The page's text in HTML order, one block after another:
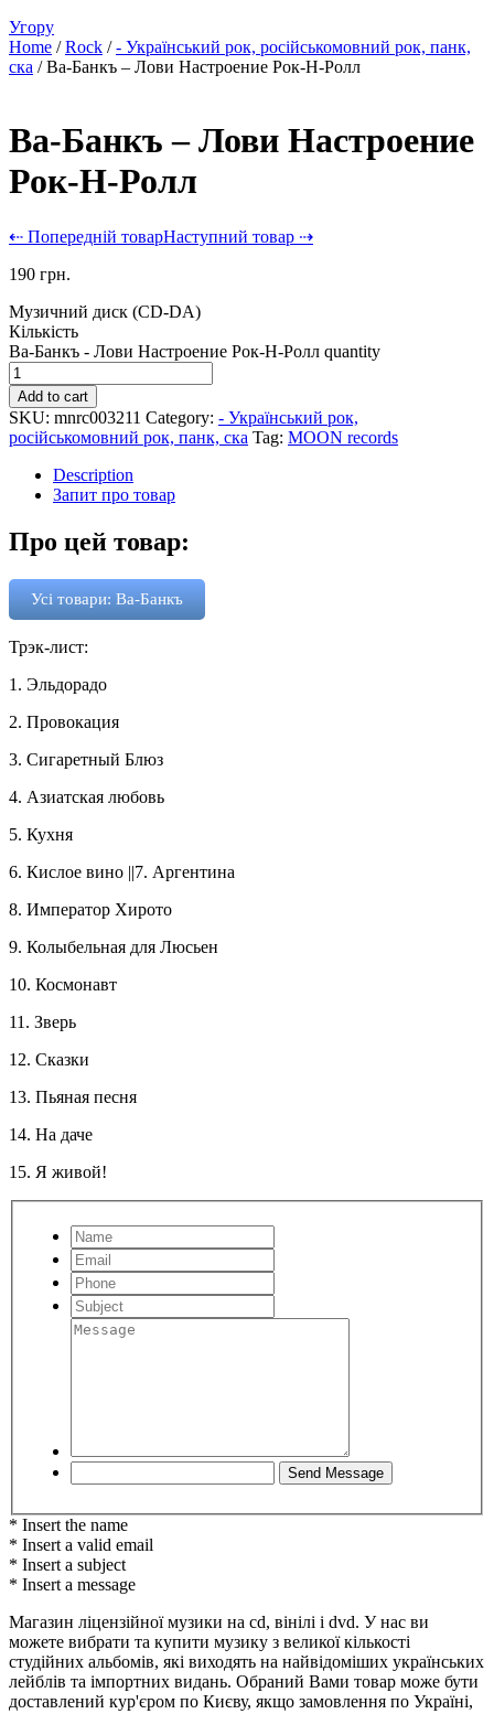
Угору
Home /Rock /- Український рок, російськомовний рок, панк,
ска / Ва-Банкъ – Лови Настроение Рок-Н-Ролл
Ва-Банкъ – Лови Настроение
Рок-Н-Ролл
⇠ Попередній товарНаступний товар ⇢
190 грн.
Музичний диск (CD-DA)
Кількість
Ва-Банкъ - Лови Настроение Рок-Н-Ролл quantity
Add to cart
SKU: mnrc003211 Category: - Український рок,
російськомовний рок, панк, ска Tag: MOON records
Description
Запит про товар
Про цей товар:
Усі товари: Ва-Банкъ
Трэк-лист:
1. Эльдорадо
2. Провокация
3. Сигаретный Блюз
4. Азиатская любовь
5. Кухня
6. Кислое вино ||7. Аргентина
8. Император Хирото
9. Колыбельная для Люсьен
10. Космонавт
11. Зверь
12. Сказки
13. Пьяная песня
14. На даче
15. Я живой!
* Insert the name
* Insert a valid email
* Insert a subject
* Insert a message
Магазин ліцензійної музики на cd, вінілі і dvd. У нас ви
можете вибрати та купити музику з великої кількості
студійних альбомів, які виходять на найвідоміших українських
лейблів та імпортних видань. Обраний Вами товар може бути
доставлений кур'єром по Києву, якщо замовлення по Україні,